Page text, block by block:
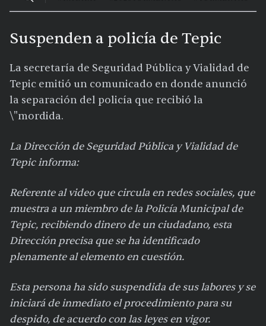
Suspenden a policía de Tepic
La secretaría de Seguridad Pública y Vialidad de
Tepic emitió un comunicado en donde anunció
la separación del policía que recibió la
\"mordida.
La Dirección de Seguridad Pública y Vialidad de
Tepic informa:
Referente al video que circula en redes sociales, que
muestra a un miembro de la Policía Municipal de
Tepic, recibiendo dinero de un ciudadano, esta
Dirección precisa que se ha identificado
plenamente al elemento en cuestión.
Esta persona ha sido suspendida de sus labores y se
iniciará de inmediato el procedimiento para su
despido, de acuerdo con las leyes en vigor.